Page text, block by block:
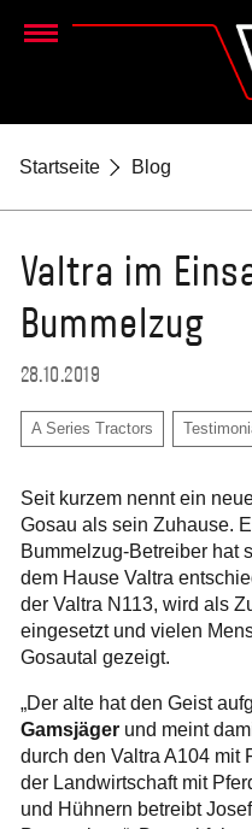
Menu
Startseite Blog
Valtra im
Bummelzug
28.10.2019
A Series Tractors
Seit kurzem nennt ein
Gosau als sein Zuhause.
Bummelzug-Betreiber hat
dem Hause Valtra
der Valtra N113, wird als
eingesetzt und vielen
Gosautal gezeigt.
„Der alte hat den Geist
Gamsjägerund meint
durch den Valtra A104 mit
der Landwirtschaft mit
und Hühnern betreibt